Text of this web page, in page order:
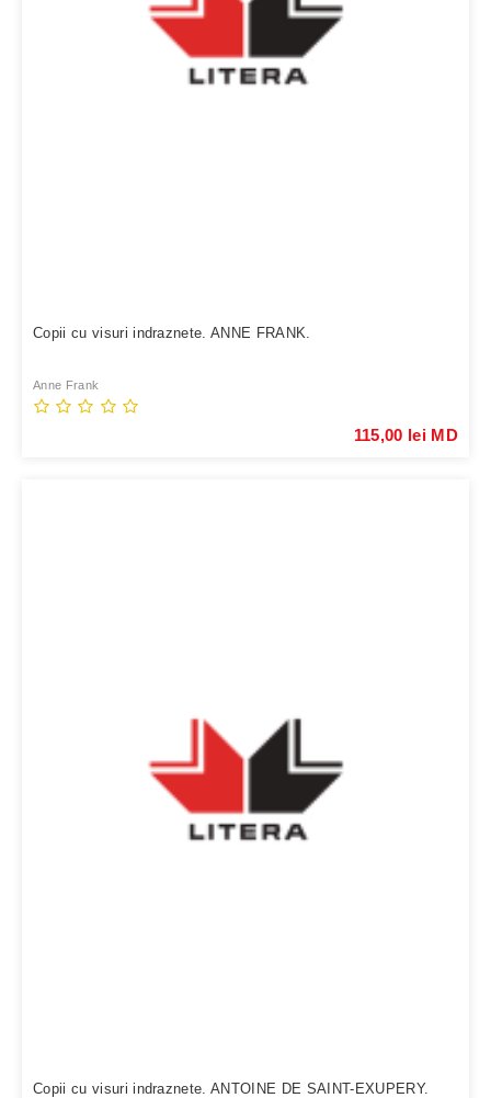
Copii cu visuri indraznete. ANNE FRANK.
Anne Frank
115,00 lei MD
Copii cu visuri indraznete. ANTOINE DE SAINT-EXUPERY.